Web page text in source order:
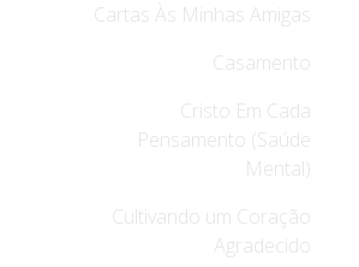
Cartas Às Minhas Amigas
Casamento
Cristo Em Cada
Pensamento (Saúde
Mental)
Cultivando um Coração
Agradecido